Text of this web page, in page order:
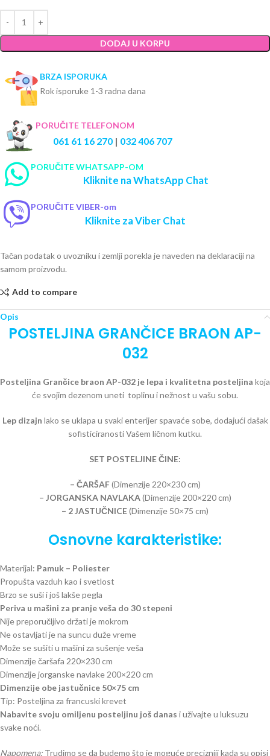
DODAJ U KORPU
BRZA ISPORUKA
Rok isporuke 1-3 radna dana
PORUČITE TELEFONOM
061 61 16 270 | 032 406 707
PORUČITE WHATSAPP-OM
Kliknite na WhatsApp Chat
PORUČITE VIBER-om
Kliknite za Viber Chat
Tačan podatak o uvozniku i zemlji porekla je naveden na deklaraciji na
samom proizvodu.
Add to compare
Opis
POSTELJINA GRANČICE BRAON AP-
032
Posteljina Grančice braon AP-032 je lepa i kvalitetna posteljina koja
će svojim dezenom uneti toplinu i nežnost u vašu sobu.
Lep dizajn lako se uklapa u svaki enterijer spavaće sobe, dodajući dašak
sofisticiranosti Vašem ličnom kutku.
SET POSTELJINE ČINE:
– ČARŠAF(Dimenzije 220×230 cm)
– JORGANSKA NAVLAKA(Dimenzije 200×220 cm)
– 2 JASTUČNICE(Dimenzije 50×75 cm)
Osnovne karakteristike:
Materijal: Pamuk – Poliester
Propušta vazduh kao i svetlost
Brzo se suši i još lakše pegla
Periva u mašini za pranje veša do 30 stepeni
Nije preporučljivo držati je mokrom
Ne ostavljati je na suncu duže vreme
Može se sušiti u mašini za sušenje veša
Dimenzije čaršafa 220×230 cm
Dimenzije jorganske navlake 200×220 cm
Dimenzije obe jastučnice 50×75 cm
Tip: Posteljina za francuski krevet
Nabavite svoju omiljenu posteljinu još danas i uživajte u luksuzu
svake noći.
Napomena: Trudimo se da budemo što je moguće precizniji kada su opisi